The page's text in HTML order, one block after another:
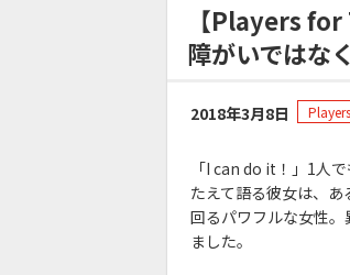
【Players
障がいではな
2018年3月8日
「I can do it！」1人
たえて語る彼女は、
回るパワフルな女性
ました。